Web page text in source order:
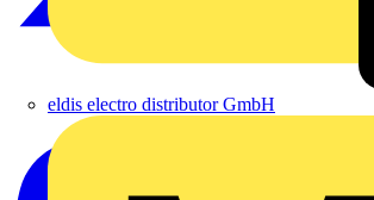
eldis electro distributor GmbH